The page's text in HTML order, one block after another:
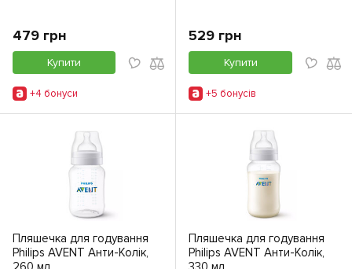
479 грн
Купити
+4 бонуси
529 грн
Купити
+5 бонусiв
Пляшечка для годування
Philips AVENT Анти-Колік,
Пляшечка для годування
Philips AVENT Анти-Колік,